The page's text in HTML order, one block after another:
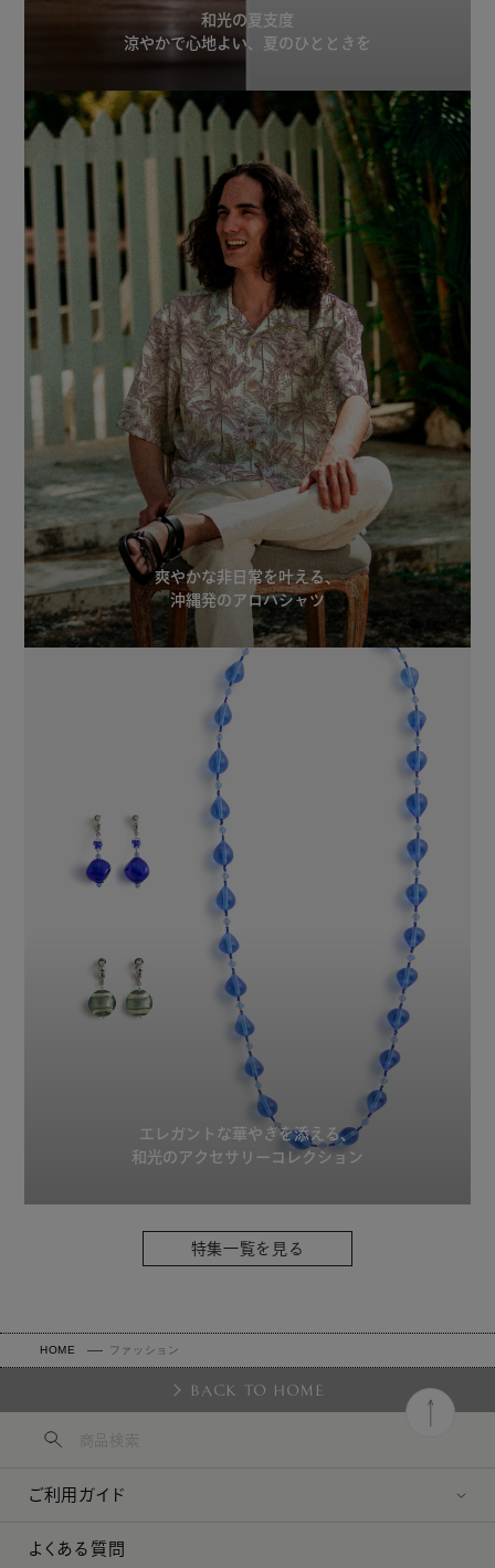
和光の夏支度
涼やかで心地よい、夏のひとときを
爽やかな非日常を叶える、
沖縄発のアロハシャツ
エレガントな華やぎを添える、
和光のアクセサリーコレクション
特集一覧を見る
HOME ファッション
BACK TO HOME
ご利用ガイド
よくある質問